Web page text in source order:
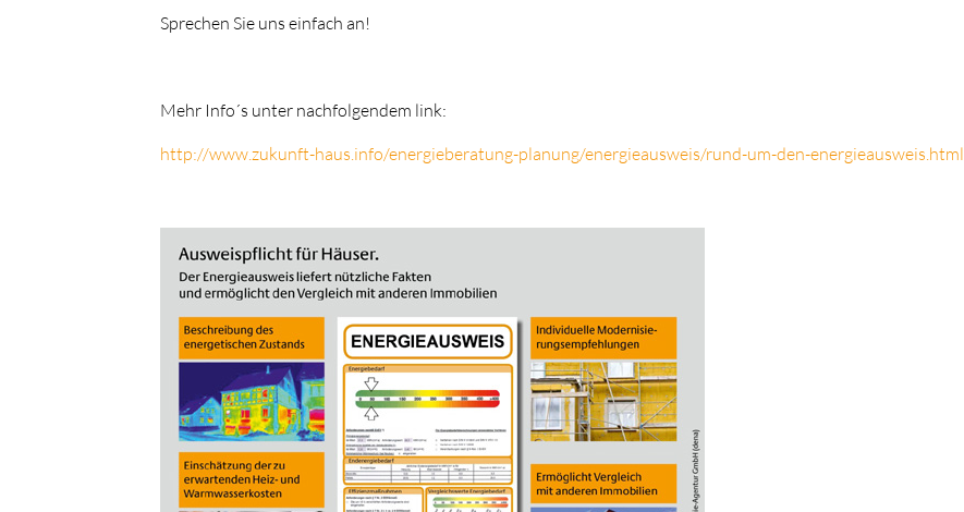
Sprechen Sie uns einfach an!
Mehr Info´s unter nachfolgendem link:
http://www.zukunft-haus.info/energieberatung-planung/energieausweis/rund-um-den-energieausweis.html